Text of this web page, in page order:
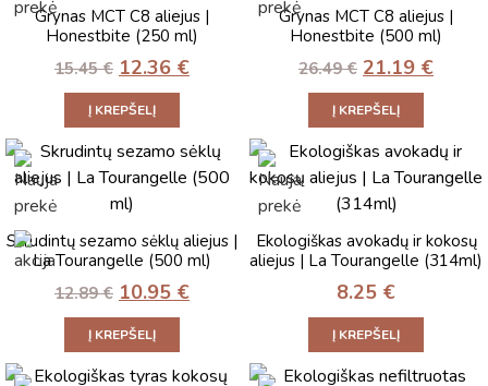
Grynas MCT C8 aliejus |
Honestbite (250 ml)
15.45€ 12.36 €
Į KREPŠELĮ
Grynas MCT C8 aliejus |
Honestbite (500 ml)
26.49€ 21.19 €
Į KREPŠELĮ
Skrudintų sezamo sėklų aliejus |
La Tourangelle (500 ml)
12.89€ 10.95 €
Į KREPŠELĮ
Ekologiškas avokadų ir kokosų
aliejus | La Tourangelle (314ml)
8.25 €
Į KREPŠELĮ